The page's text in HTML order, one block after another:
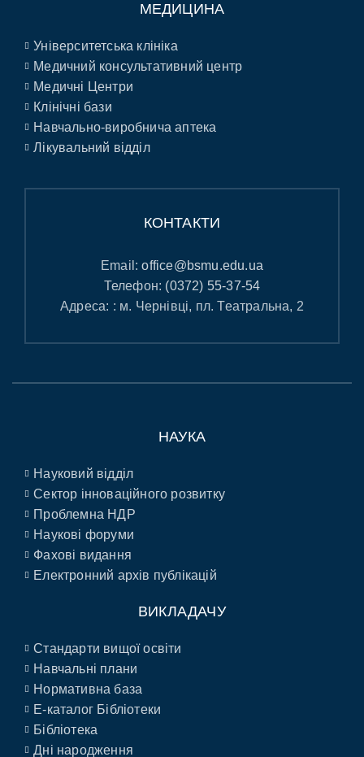
МЕДИЦИНА
Університетська клініка
Медичний консультативний центр
Медичні Центри
Клінічні бази
Навчально-виробнича аптека
Лікувальний відділ
КОНТАКТИ
Email:office@bsmu.edu.ua
Телефон: (0372) 55-37-54
Адреса: : м. Чернівці, пл. Театральна, 2
НАУКА
Науковий відділ
Сектор інноваційного розвитку
Проблемна НДР
Наукові форуми
Фахові видання
Електронний архів публікацій
ВИКЛАДАЧУ
Стандарти вищої освіти
Навчальні плани
Нормативна база
E-каталог Бібліотеки
Бібліотека
Дні народження